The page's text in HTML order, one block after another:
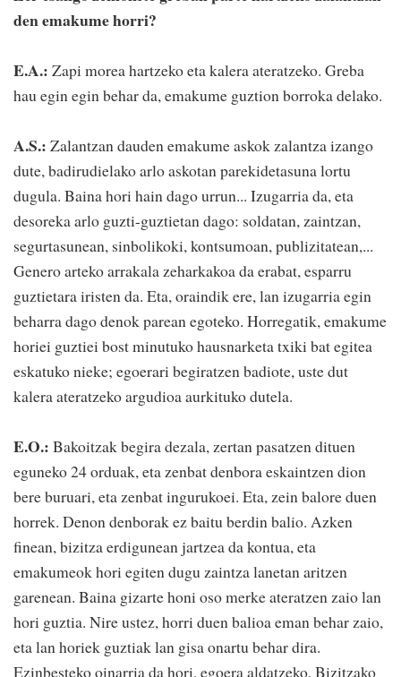
den emakume horri?
E.A.: Zapi morea hartzeko eta kalera ateratzeko. Greba
hau egin egin behar da, emakume guztion borroka delako.
A.S.: Zalantzan dauden emakume askok zalantza izango
dute, badirudielako arlo askotan parekidetasuna lortu
dugula. Baina hori hain dago urrun... Izugarria da, eta
desoreka arlo guzti-guztietan dago: soldatan, zaintzan,
segurtasunean, sinbolikoki, kontsumoan, publizitatean,...
Genero arteko arrakala zeharkakoa da erabat, esparru
guztietara iristen da. Eta, oraindik ere, lan izugarria egin
beharra dago denok parean egoteko. Horregatik, emakume
horiei guztiei bost minutuko hausnarketa txiki bat egitea
eskatuko nieke; egoerari begiratzen badiote, uste dut
kalera ateratzeko argudioa aurkituko dutela.
E.O.: Bakoitzak begira dezala, zertan pasatzen dituen
eguneko 24 orduak, eta zenbat denbora eskaintzen dion
bere buruari, eta zenbat ingurukoei. Eta, zein balore duen
horrek. Denon denborak ez baitu berdin balio. Azken
finean, bizitza erdigunean jartzea da kontua, eta
emakumeok hori egiten dugu zaintza lanetan aritzen
garenean. Baina gizarte honi oso merke ateratzen zaio lan
hori guztia. Nire ustez, horri duen balioa eman behar zaio,
eta lan horiek guztiak lan gisa onartu behar dira.
Ezinbesteko oinarria da hori, egoera aldatzeko. Bizitzako